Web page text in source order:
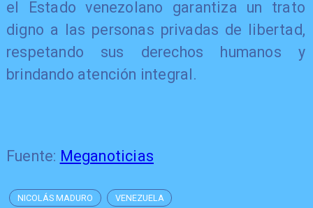
el Estado venezolano garantiza un trato
digno a las personas privadas de libertad,
respetando sus derechos humanos y
brindando atención integral.
Fuente: Meganoticias
NICOLÁS MADURO VENEZUELA